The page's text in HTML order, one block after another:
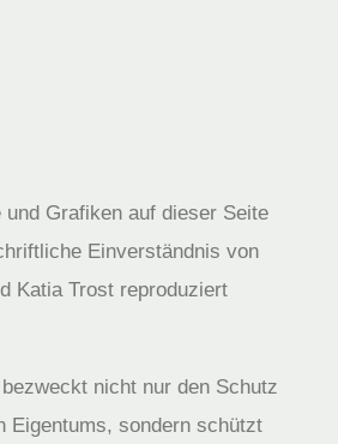
und Grafiken auf dieser Seite
Einverständnis von
Katia Trost reproduziert
nicht nur den Schutz
Eigentums, sondern schützt